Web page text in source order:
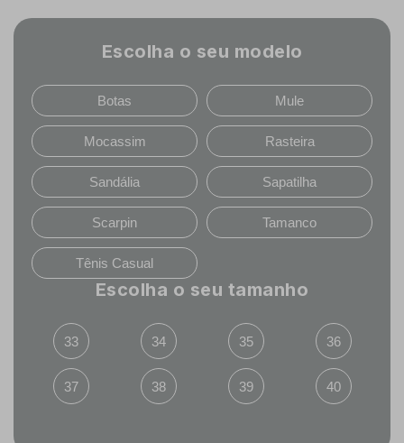
Escolha o seu modelo
Botas Mule
Mocassim Rasteira
Sandália Sapatilha
Scarpin Tamanco
Tênis Casual
Escolha o seu tamanho
33 34 35 36
37 38 39 40